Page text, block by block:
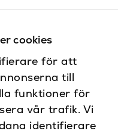
cookies
för att
till
funktioner för
vår trafik. Vi
identifierare
120 TEK